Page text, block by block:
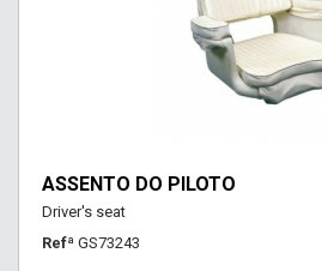
ASSENTO DO PILOTO
Driver's seat
Refª GS73243